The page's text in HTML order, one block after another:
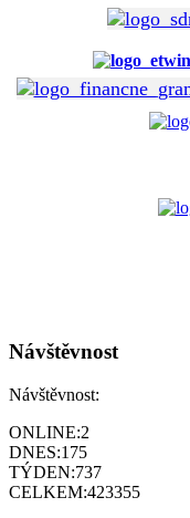
Návštěvnost
Návštěvnost:
ONLINE:2
DNES:175
TÝDEN:737
CELKEM:423355